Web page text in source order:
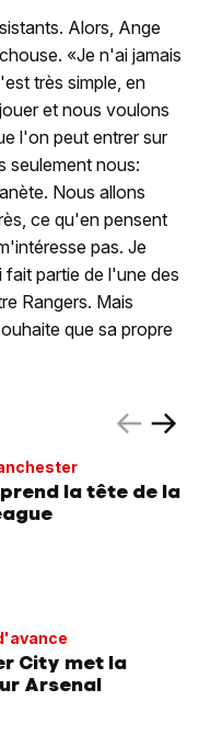
Alors, Ange
«Je n'ai jamais
très simple, en
et nous voulons
l'on peut entrer sur
seulement nous:
Nous allons
ce qu'en pensent
pas. Je
partie de l'une des
Rangers. Mais
que sa propre
la tête de la
City met la
Arsenal